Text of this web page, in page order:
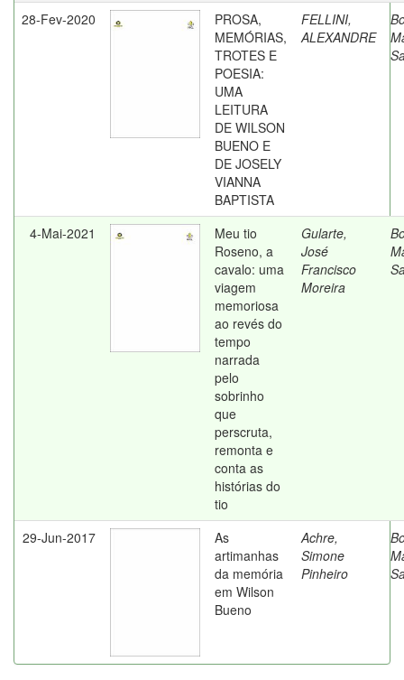
28-Fev-2020
PROSA,
MEMÓRIAS,
TROTES E
POESIA:
UMA
LEITURA
DE WILSON
BUENO E
DE JOSELY
VIANNA
BAPTISTA
FELLINI,
ALEXANDRE
4-Mai-2021
Meu tio
Roseno, a
cavalo: uma
viagem
memoriosa
ao revés do
tempo
narrada
pelo
sobrinho
que
perscruta,
remonta e
conta as
histórias do
tio
Gularte,
José
Francisco
Moreira
29-Jun-2017
As
artimanhas
da memória
em Wilson
Bueno
Achre,
Simone
Pinheiro